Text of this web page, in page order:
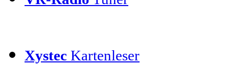
Xystec Kartenleser